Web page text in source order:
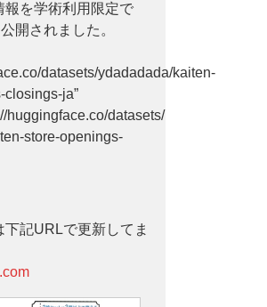
報を学術利用限定で
開されました。
datasets/ydadadada/kaiten-
closings-ja”
huggingface.co/datasets/
store-openings-
記URLで更新してま